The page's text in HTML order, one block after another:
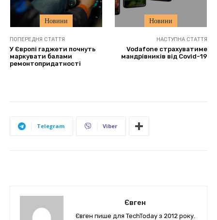
Новини Новини
ПОПЕРЕДНЯ СТАТТЯ
У Європі гаджети почнуть
маркувати балами
ремонтопридатності
НАСТУПНА СТАТТЯ
Vodafone страхуватиме
мандрівників від Covid-19
Telegram Viber
Євген
Євген пише для TechToday з 2012 року.